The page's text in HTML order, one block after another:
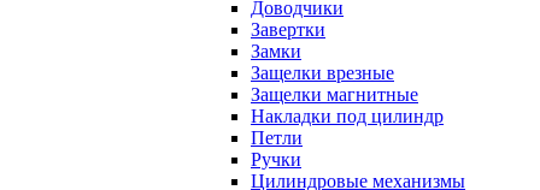
Доводчики
Завертки
Замки
Защелки врезные
Защелки магнитные
Накладки под цилиндр
Петли
Ручки
Цилиндровые механизмы